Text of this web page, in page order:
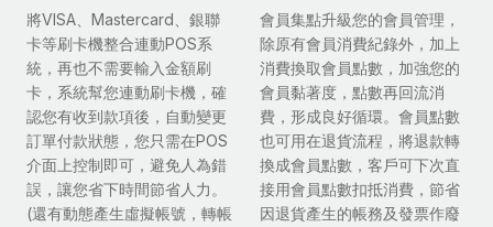
將VISA、Mastercard、銀聯
卡等刷卡機整合連動POS系
統，再也不需要輸入金額刷
卡，系統幫您連動刷卡機，確
認您有收到款項後，自動變更
訂單付款狀態，您只需在POS
介面上控制即可，避免人為錯
誤，讓您省下時間節省人力。
(還有動態產生虛擬帳號，轉帳
會員集點升級您的會員管理，
除原有會員消費紀錄外，加上
消費換取會員點數，加強您的
會員黏著度，點數再回流消
費，形成良好循環。會員點數
也可用在退貨流程，將退款轉
換成會員點數，客戶可下次直
接用會員點數扣抵消費，節省
因退貨產生的帳務及發票作廢